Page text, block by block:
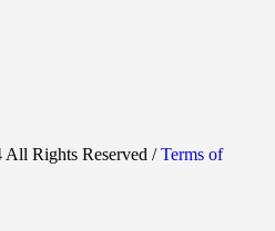
Rights Reserved /Terms of